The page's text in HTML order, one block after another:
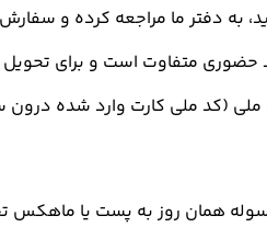
به دفتر ما مراجعه کرده و
حضوری متفاوت است و برای
(کد ملی کارت وارد شده
کاری انجام پذیرد مرسوله همان